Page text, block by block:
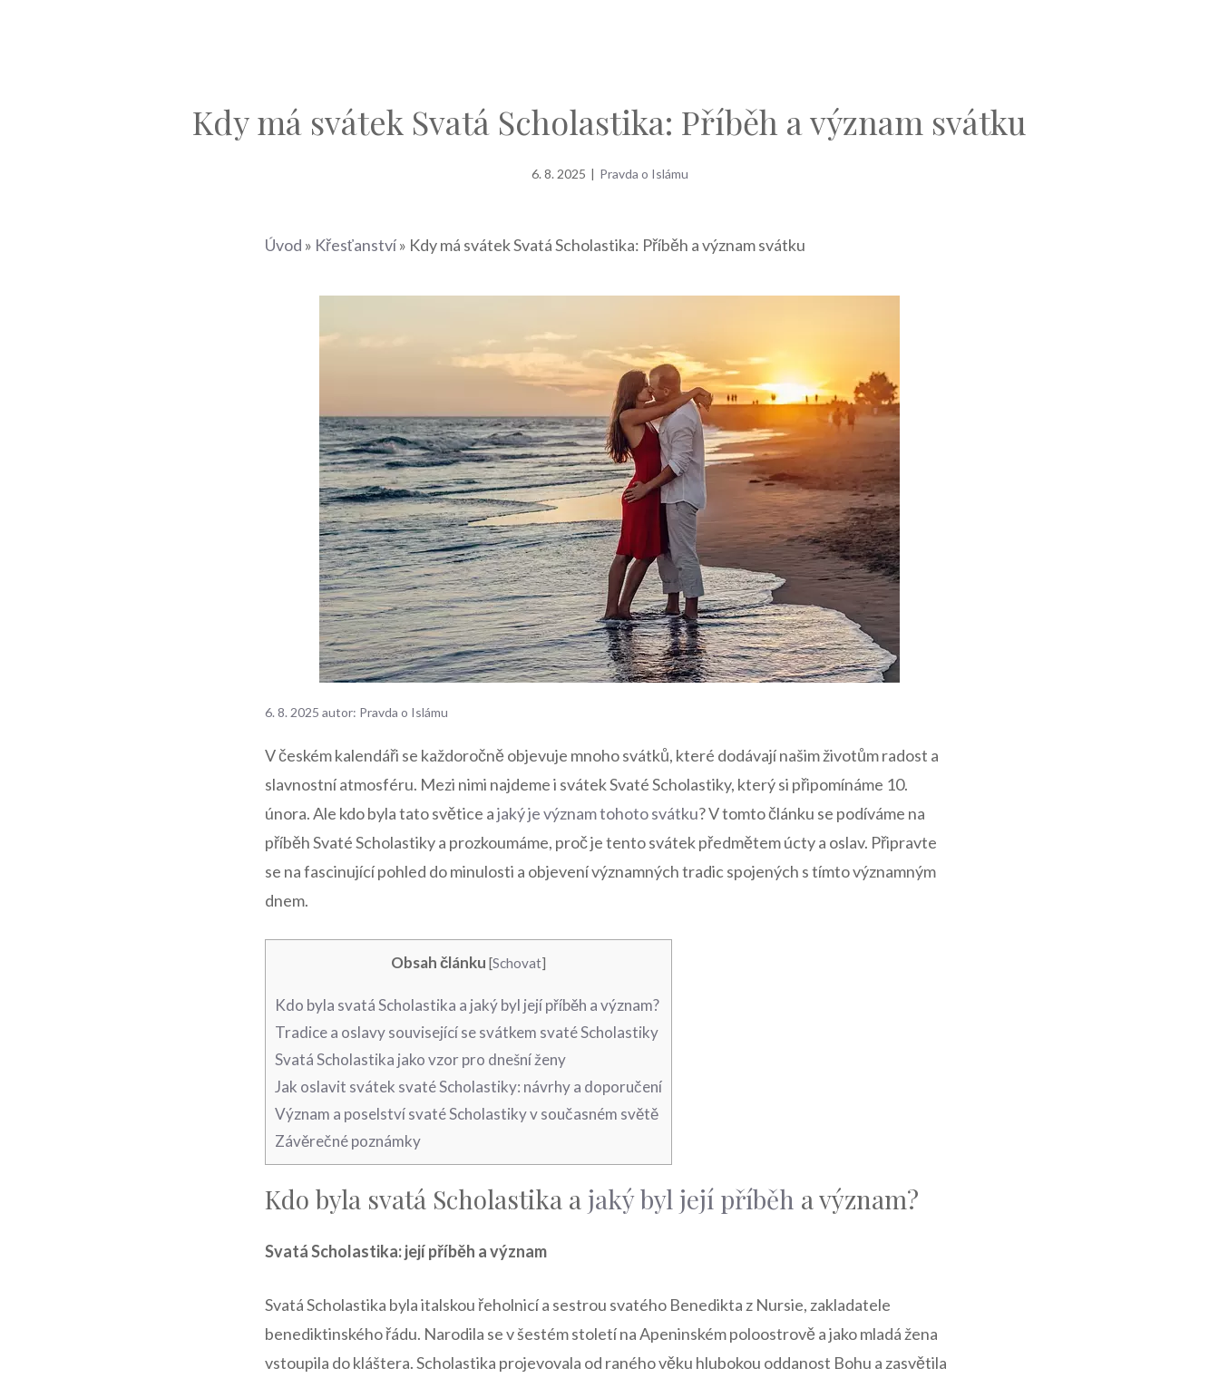
Kdy má svátek Svatá Scholastika: Příběh a význam svátku
6. 8. 2025 | Pravda o Islámu
Úvod » Křesťanství» Kdy má svátek Svatá Scholastika: Příběh a význam svátku
6. 8. 2025 autor: Pravda o Islámu
V českém kalendáři se každoročně objevuje mnoho⁤ svátků, které dodávají našim životům radost a
slavnostní atmosféru. Mezi nimi najdeme i svátek Svaté Scholastiky, ⁤který si‍ připomínáme 10. ​
února. Ale kdo byla tato světice ⁤ajaký⁢ je význam ⁣tohoto svátku?⁤ V tomto článku ​se⁢ podíváme na
příběh Svaté Scholastiky a prozkoumáme, ‌proč⁢ je tento svátek předmětem úcty a oslav. ‍Připravte
se na fascinující pohled do minulosti a​ objevení významných tradic spojených s tímto‌ významným
dnem.
Obsah článku [Schovat]
Kdo byla svatá⁣ Scholastika a jaký byl její příběh ​a význam?
Tradice a oslavy související ‍se ⁤svátkem svaté‌ Scholastiky
Svatá Scholastika jako vzor⁢ pro dnešní ženy
Jak oslavit​ svátek svaté ‍Scholastiky: návrhy a doporučení
Význam⁢ a poselství svaté Scholastiky ‍v ⁤současném ‌světě
Závěrečné poznámky
Kdo byla svatá⁣ Scholastika ajaký byl její příběh ​a význam?
Svatá Scholastika: její​ příběh a význam
Svatá Scholastika byla italskou ‌řeholnicí a sestrou svatého Benedikta z Nursie, zakladatele
benediktinského řádu. Narodila se v šestém století na ⁣Apeninském poloostrově a jako mladá ​žena
vstoupila‍ do kláštera. Scholastika projevovala od raného ​věku hlubokou oddanost Bohu a zasvětila⁣